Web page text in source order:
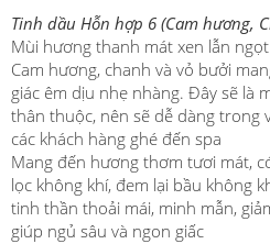
Tinh dầu Hỗn hợp 6 (Cam hương,
Mùi hương thanh mát xen lẫn
Cam hương, chanh và vỏ bưởi
giác êm dịu nhẹ nhàng. Đây sẽ là
thân thuộc, nên sẽ dễ dàng trong
các khách hàng ghé đến spa
Mang đến hương thơm tươi mát,
lọc không khí, đem lại bầu không
tinh thần thoải mái, minh mẫn,
giúp ngủ sâu và ngon giấc